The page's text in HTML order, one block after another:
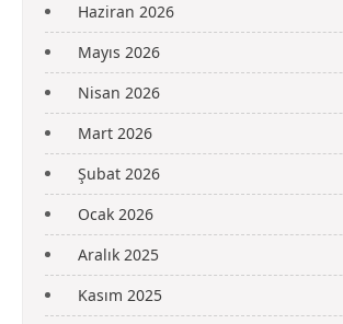
Haziran 2026
Mayıs 2026
Nisan 2026
Mart 2026
Şubat 2026
Ocak 2026
Aralık 2025
Kasım 2025